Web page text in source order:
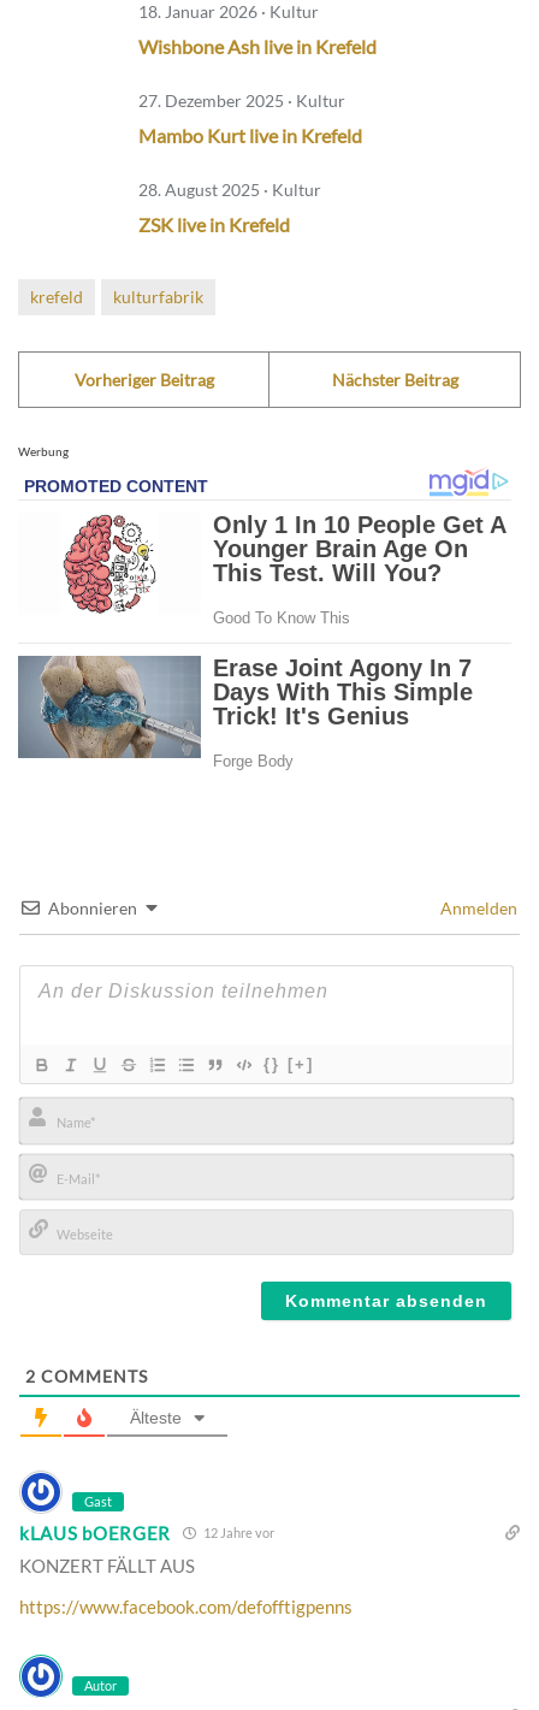
18. Januar 2026 · Kultur
Wishbone Ash live in Krefeld
27. Dezember 2025 · Kultur
Mambo Kurt live in Krefeld
28. August 2025 · Kultur
ZSK live in Krefeld
krefeld kulturfabrik
Vorheriger Beitrag Nächster Beitrag
Werbung
Abonnieren Anmelden
{} [+]
Name*
E-
Mail*
2 COMMENTS
Älteste
Gast
kLAUS bOERGER 12 Jahre vor
KONZERT FÄLLT AUS
https://www.facebook.com/defofftigpenns
Autor